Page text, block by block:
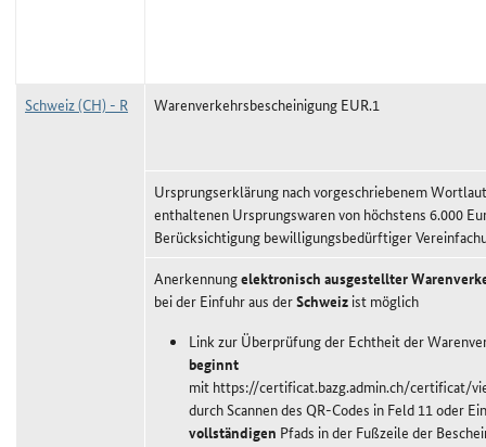
Schweiz (CH) - R Warenverkehrsbescheinigung EUR.1
Ursprungserklärung nach vorgeschriebenem
enthaltenen Ursprungswaren von höchstens 6.000
Berücksichtigung bewilligungsbedürftiger
Anerkennungelektronisch ausgestellter
bei der Einfuhr aus derSchweiz ist möglich
Link zur Überprüfung der Echtheit der
beginnt
mit https://certificat.bazg.admin.ch/certificat/
durch Scannen des QR-Codes in Feld 11 oder
vollständigen Pfads in der Fußzeile der